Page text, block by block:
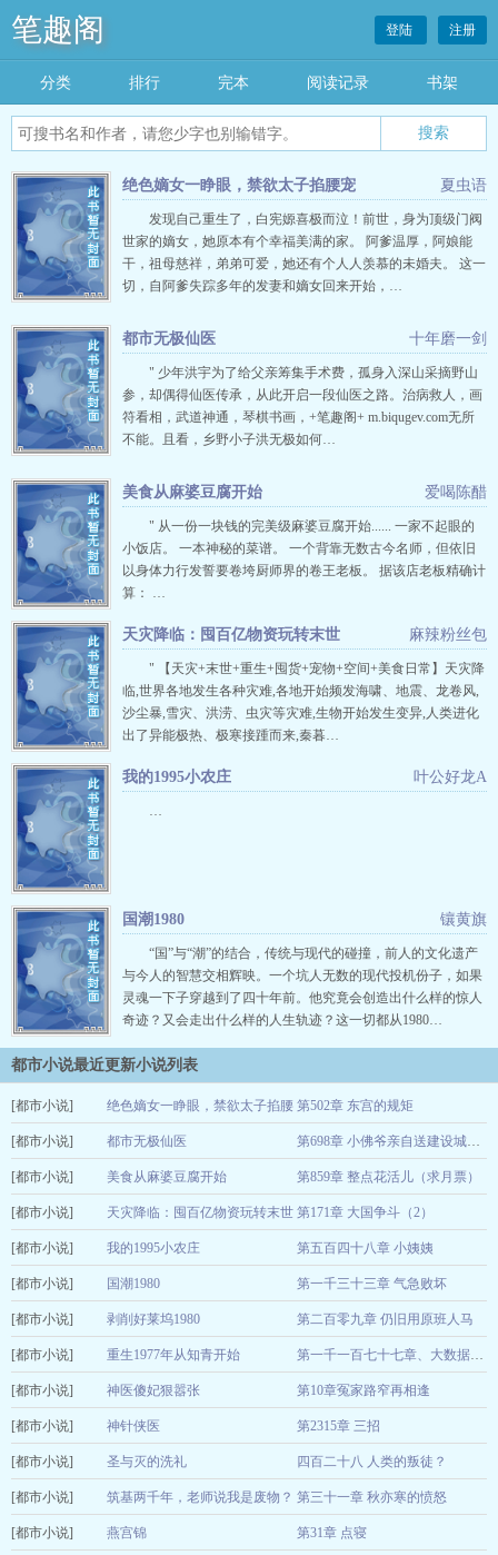
笔趣阁 登陆 注册
分类 排行 完本 阅读记录 书架
夏虫语
绝色嫡女一睁眼，禁欲太子掐腰宠
发现自己重生了，白宪嫄喜极而泣！前世，身为顶级门阀
世家的嫡女，她原本有个幸福美满的家。 阿爹温厚，阿娘能
干，祖母慈祥，弟弟可爱，她还有个人人羡慕的未婚夫。 这一
切，自阿爹失踪多年的发妻和嫡女回来开始，…
十年磨一剑
都市无极仙医
" 少年洪宇为了给父亲筹集手术费，孤身入深山采摘野山
参，却偶得仙医传承，从此开启一段仙医之路。治病救人，画
符看相，武道神通，琴棋书画，+笔趣阁+ m.biqugev.com无所
不能。且看，乡野小子洪无极如何…
爱喝陈醋
美食从麻婆豆腐开始
" 从一份一块钱的完美级麻婆豆腐开始...... 一家不起眼的
小饭店。 一本神秘的菜谱。 一个背靠无数古今名师，但依旧
以身体力行发誓要卷垮厨师界的卷王老板。 据该店老板精确计
算： …
麻辣粉丝包
天灾降临：囤百亿物资玩转末世
" 【天灾+末世+重生+囤货+宠物+空间+美食日常】天灾降
临,世界各地发生各种灾难,各地开始频发海啸、地震、龙卷风,
沙尘暴,雪灾、洪涝、虫灾等灾难,生物开始发生变异,人类进化
出了异能极热、极寒接踵而来,秦暮…
叶公好龙A
我的1995小农庄
…
镶黄旗
国潮1980
“国”与“潮”的结合，传统与现代的碰撞，前人的文化遗产
与今人的智慧交相辉映。一个坑人无数的现代投机份子，如果
灵魂一下子穿越到了四十年前。他究竟会创造出什么样的惊人
奇迹？又会走出什么样的人生轨迹？这一切都从1980…
都市小说最近更新小说列表
[都市小说] 绝色嫡女一睁眼，禁欲太子掐腰
宠
第502章 东宫的规矩
夏虫语 12-30
[都市小说] 都市无极仙医 第698章 小佛爷亲自送建设城市的精英团队来江州
十年磨一剑 12-30
[都市小说] 美食从麻婆豆腐开始 第859章 整点花活儿（求月票）
爱喝陈醋
[都市小说] 天灾降临：囤百亿物资玩转末世 第171章 大国争斗（2）
麻辣粉丝包
[都市小说] 我的1995小农庄 第五百四十八章 小姨姨
叶公好龙A
[都市小说] 国潮1980 第一千三十三章 气急败坏
镶黄旗 12-30
[都市小说] 剥削好莱坞1980 第二百零九章 仍旧用原班人马
莫斯科钳工果沙 12-30
[都市小说] 重生1977年从知青开始 第一千一百七十七章、大数据未来
鬼谷孒
[都市小说] 神医傻妃狠嚣张 第10章冤家路窄再相逢
唐梦若影
[都市小说] 神针侠医 第2315章 三招
执笔问长生
[都市小说] 圣与灭的洗礼 四百二十八 人类的叛徒？
素灯玄墨
[都市小说] 筑基两千年，老师说我是废物？ 第三十一章 秋亦寒的愤怒
西子湖龙井
[都市小说] 燕宫锦 第31章 点寝